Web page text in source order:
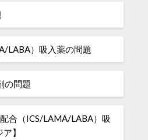
LABA）吸入薬の問題
の問題
合（ICS/LAMA/LABA）吸
】